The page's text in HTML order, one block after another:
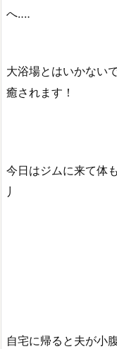
へ‥‥
大浴場とはいかない
癒されます！
今日はジムに来て体
丿
自宅に帰ると夫が小